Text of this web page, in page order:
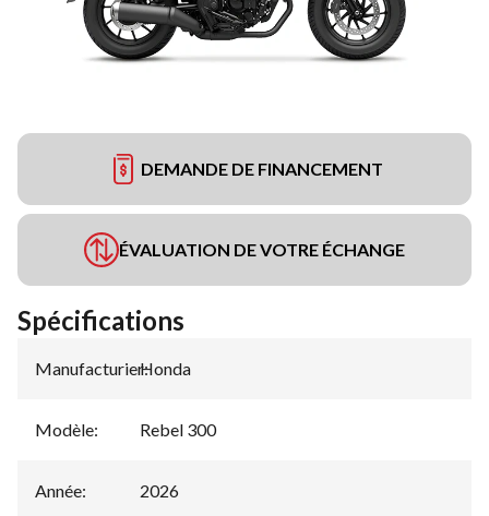
DEMANDE DE FINANCEMENT
ÉVALUATION DE VOTRE ÉCHANGE
Spécifications
Manufacturier:
Honda
Modèle: Rebel 300
Année: 2026